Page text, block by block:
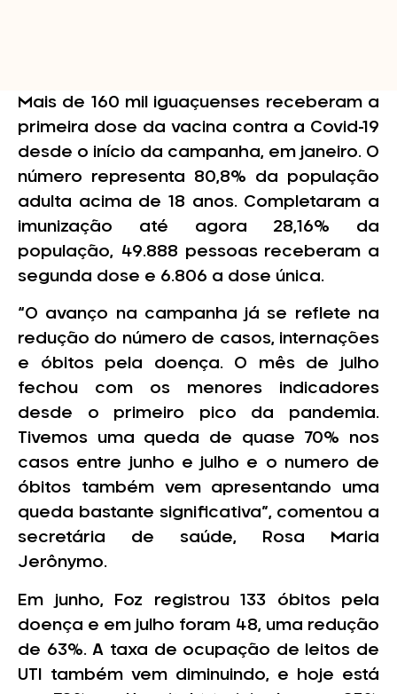
Mais de 160 mil iguaçuenses receberam a
primeira dose da vacina contra a Covid-19
desde o início da campanha, em janeiro. O
número representa 80,8% da população
adulta acima de 18 anos. Completaram a
imunização até agora 28,16% da
população, 49.888 pessoas receberam a
segunda dose e 6.806 a dose única.
“O avanço na campanha já se reflete na
redução do número de casos, internações
e óbitos pela doença. O mês de julho
fechou com os menores indicadores
desde o primeiro pico da pandemia.
Tivemos uma queda de quase 70% nos
casos entre junho e julho e o numero de
óbitos também vem apresentando uma
queda bastante significativa”, comentou a
secretária de saúde, Rosa Maria
Jerônymo.
Em junho, Foz registrou 133 óbitos pela
doença e em julho foram 48, uma redução
de 63%. A taxa de ocupação de leitos de
UTI também vem diminuindo, e hoje está